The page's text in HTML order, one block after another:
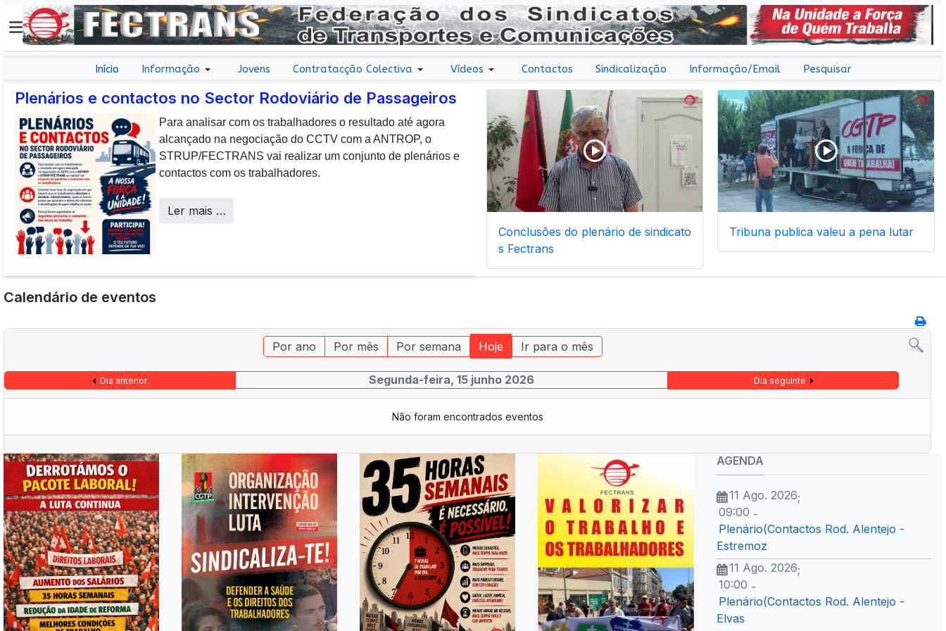
Início Informação Jovens Contratacção Colectiva Vídeos Contactos Sindicalização Informação/Email Pesquisar
Plenários e contactos no Sector Rodoviário de Passageiros
Para analisar com os trabalhadores o resultado até agora
alcançado na negociação do CCTV com a ANTROP, o
STRUP/FECTRANS vai realizar um conjunto de plenários e
contactos com os trabalhadores.
Ler mais …
E não posso […] deixar de dar uma nota de agradecimento
aos colaboradores da CP que, todos os dias, enfrentam com
sucesso os desafios operacionais de manutenção inerentes
a uma frota tão envelhecida.
Call Centers
Conclusões do plenário de sindicato
s Fectrans
Tribuna publica valeu a pena lutar
Calendário de eventos
Por ano Por mês Por semana Hoje Ir para o mês
Dia anterior Segunda-feira, 15 junho 2026 Dia seguinte
Não foram encontrados eventos
AGENDA
11 Ago. 2026;
09:00 -
Plenário(Contactos Rod. Alentejo -
Estremoz
11 Ago. 2026;
10:00 -
Plenário(Contactos Rod. Alentejo -
Elvas